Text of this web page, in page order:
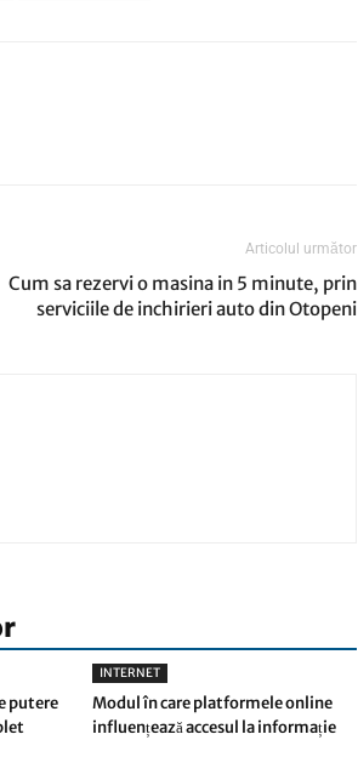
Articolul următor
Cum sa rezervi o masina in 5 minute, prin
serviciile de inchirieri auto din Otopeni
putere
INTERNET
Modul în care platformele online
influențează accesul la informație